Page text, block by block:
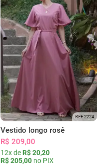
REF 2224
Vestido longo rosê
R$ 209,00
12x de R$ 20,20
R$ 205,00 no PIX